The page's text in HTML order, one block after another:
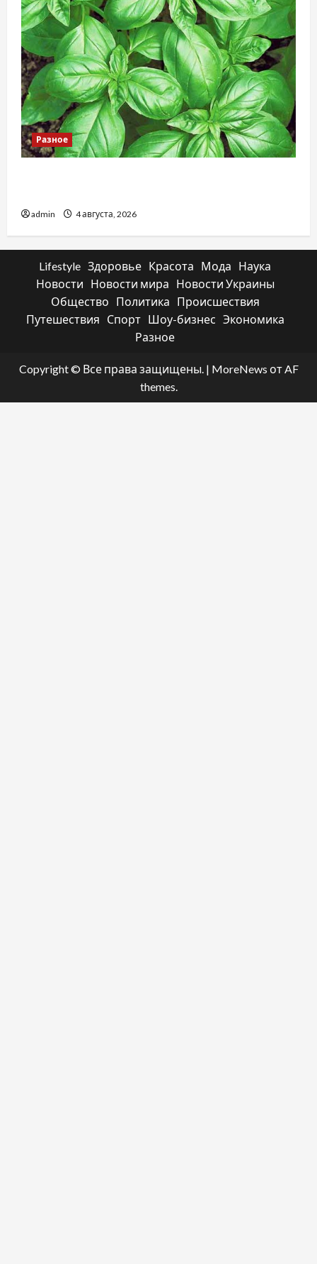
Разное
admin 4 августа, 2026
Lifestyle Здоровье Красота Мода
Наука
Новости
Новости мира
Новости Украины
Общество
Политика
Происшествия
Путешествия
Спорт Шоу-бизнес Экономика
Разное
Copyright © Все права защищены. | MoreNews от AF
themes.